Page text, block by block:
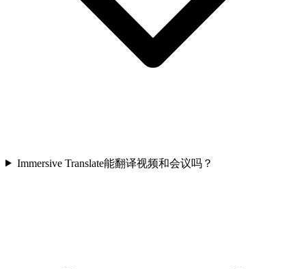
Immersive Translate能翻译视频和会议吗？